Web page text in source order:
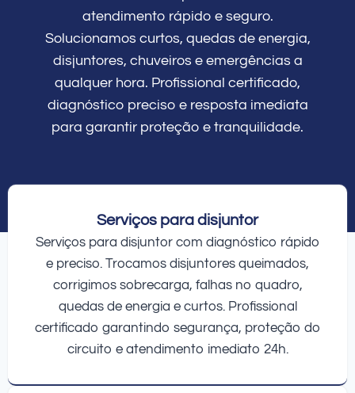
atendimento rápido e seguro.
Solucionamos curtos, quedas de energia,
disjuntores, chuveiros e emergências a
qualquer hora. Profissional certificado,
diagnóstico preciso e resposta imediata
para garantir proteção e tranquilidade.
Serviços para disjuntor
Serviços para disjuntor com diagnóstico rápido
e preciso. Trocamos disjuntores queimados,
corrigimos sobrecarga, falhas no quadro,
quedas de energia e curtos. Profissional
certificado garantindo segurança, proteção do
circuito e atendimento imediato 24h.